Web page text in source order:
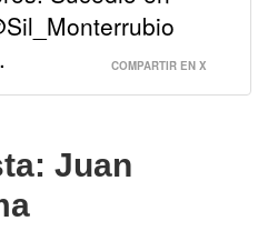
COMPARTIR EN X
Juan